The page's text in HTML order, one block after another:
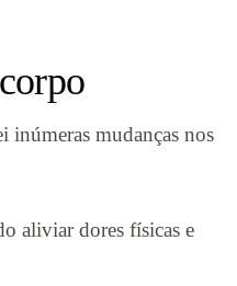
inúmeras mudanças nos
aliviar dores físicas e